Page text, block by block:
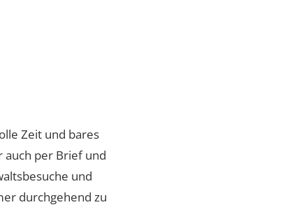
Zeit und bares
auch per Brief und
und
durchgehend zu